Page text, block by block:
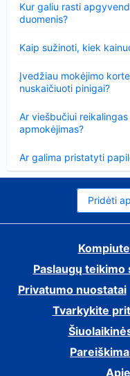
Kur galiu rasti
duomenis?
Kaip sužinoti, kiek
Įvedžiau mokėjimo
nuskaičiuoti pinigai?
Ar viešbučiui
apmokėjimas?
Ar galima pristatyti
Pridėti
Paslaugų teikimo
Privatumo nuostatai
Tvarkykite